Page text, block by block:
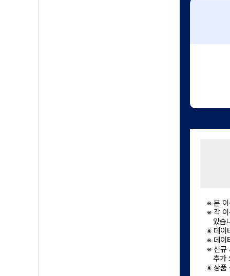
※ 본 이
※ 각 이
있습
※ 데이
※ 데이
※ 신규
추가
※ 상품